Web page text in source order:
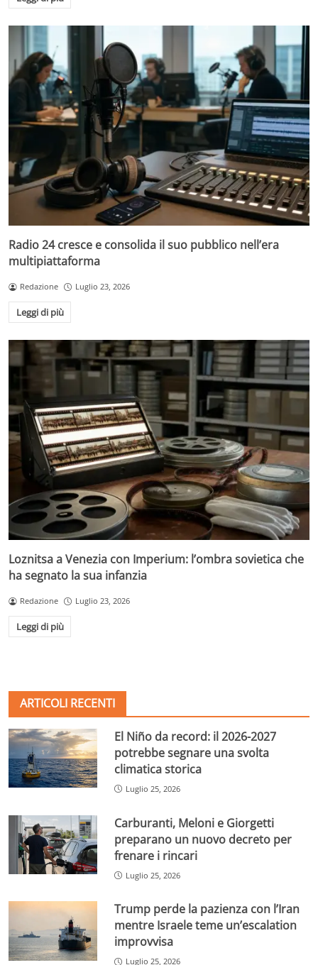
Radio 24 cresce e consolida il suo pubblico nell’era
multipiattaforma
Redazione Luglio 23, 2026
Leggi di più
Loznitsa a Venezia con Imperium: l’ombra sovietica che
ha segnato la sua infanzia
Redazione Luglio 23, 2026
Leggi di più
ARTICOLI RECENTI
El Niño da record: il 2026-2027
potrebbe segnare una svolta
climatica storica
Luglio 25, 2026
Carburanti, Meloni e Giorgetti
preparano un nuovo decreto per
frenare i rincari
Luglio 25, 2026
Trump perde la pazienza con l’Iran
mentre Israele teme un’escalation
improvvisa
Luglio 25, 2026